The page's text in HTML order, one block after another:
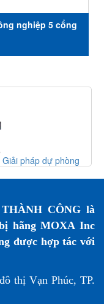
nghiệp 5 cổng
pháp dự phòng
CÔNG là
hãng MOXA Inc
được hợp tác với
thị Vạn Phúc, TP.